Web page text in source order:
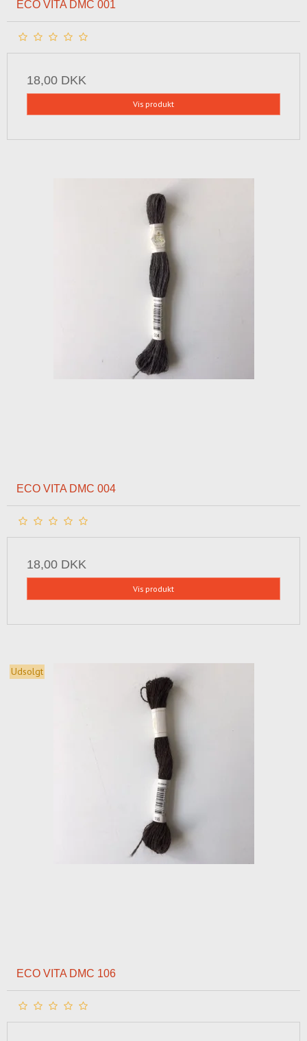
ECO VITA DMC 001
18,00 DKK
Vis produkt
ECO VITA DMC 004
18,00 DKK
Vis produkt
Udsolgt
ECO VITA DMC 106